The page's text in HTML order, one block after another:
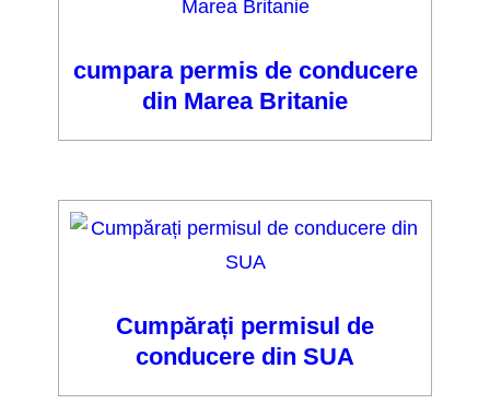
cumpara permis de conducere
din Marea Britanie
Cumpărați permisul de
conducere din SUA